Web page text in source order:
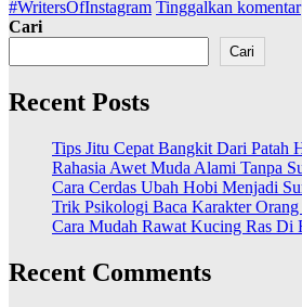
#WritersOfInstagram Tinggalkan komentar
Cari
Cari
Recent Posts
Tips Jitu Cepat Bangkit Dari Patah
Rahasia Awet Muda Alami Tanpa
Cara Cerdas Ubah Hobi Menjadi
Trik Psikologi Baca Karakter
Cara Mudah Rawat Kucing Ras Di
Recent Comments